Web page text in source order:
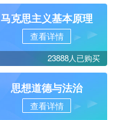
马克思主义基本原理
查看详情
23888人已购买
思想道德与法治
查看详情